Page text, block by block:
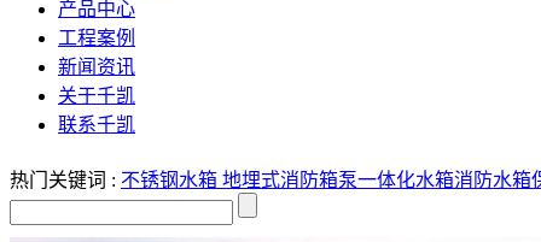
产品中心
工程案例
新闻资讯
关于千凯
联系千凯
热门关键词 : 不锈钢水箱 地埋式消防箱泵一体化水箱消防水箱